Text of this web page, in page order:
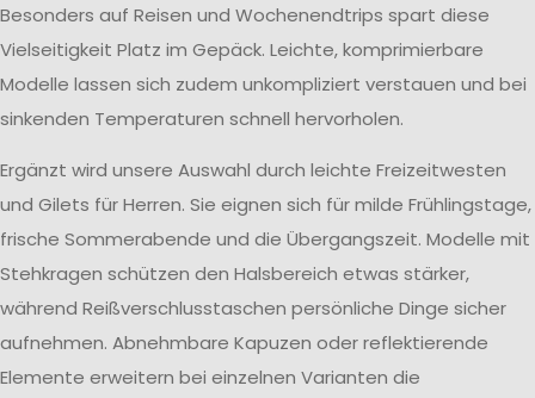
Besonders auf Reisen und Wochenendtrips spart diese
Vielseitigkeit Platz im Gepäck. Leichte, komprimierbare
Modelle lassen sich zudem unkompliziert verstauen und bei
sinkenden Temperaturen schnell hervorholen.
Ergänzt wird unsere Auswahl durch leichte Freizeitwesten
und Gilets für Herren. Sie eignen sich für milde Frühlingstage,
frische Sommerabende und die Übergangszeit. Modelle mit
Stehkragen schützen den Halsbereich etwas stärker,
während Reißverschlusstaschen persönliche Dinge sicher
aufnehmen. Abnehmbare Kapuzen oder reflektierende
Elemente erweitern bei einzelnen Varianten die